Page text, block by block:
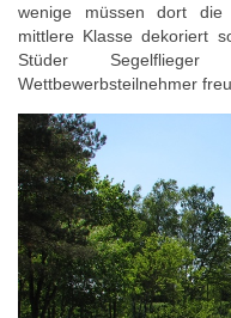
wenige müssen dort die
mittlere Klasse dekoriert
Stüder
Wettbewerbsteilnehmer